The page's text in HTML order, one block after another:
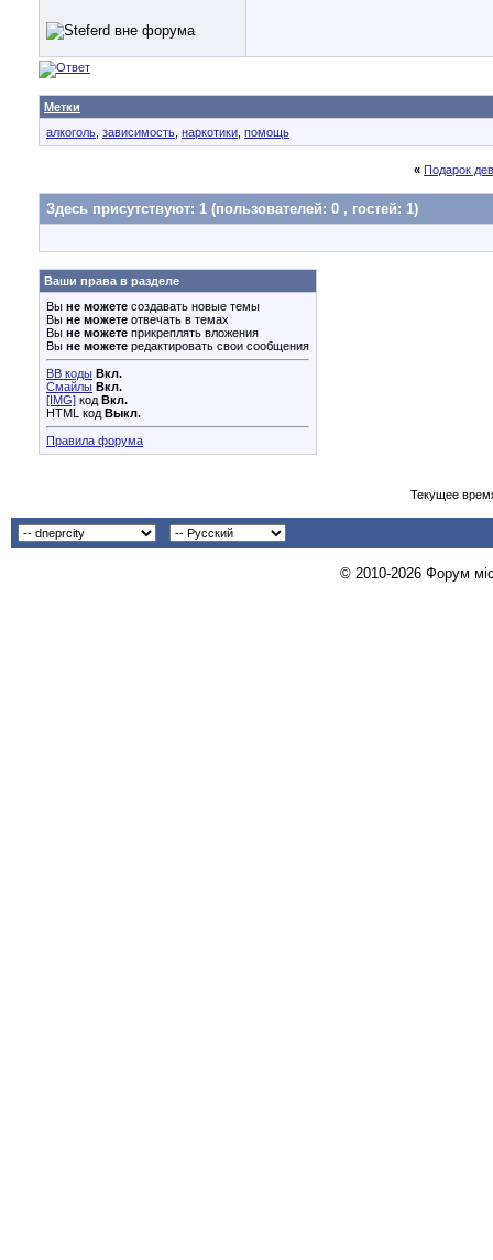
Метки
алкоголь зависимость наркотики помощь
« Подарок
Здесь присутствуют: 1 (пользователей: 0 , гостей: 1)
Ваши права в разделе
Вы не можете создавать новые темы
Вы не можете отвечать в темах
Вы не можете прикреплять вложения
Вы не можете редактировать свои сообщения
BB коды Вкл.
Смайлы Вкл.
[IMG] код Вкл.
HTML код Выкл.
Правила форума
Текущее
© 2010-2026 Форум